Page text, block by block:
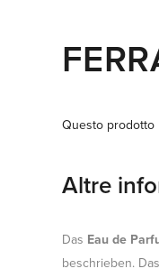
Questo prodotto
Altre
Das Eau de
beschrieben.